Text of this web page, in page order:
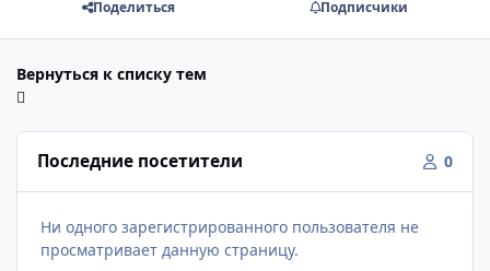
Поделиться Подписчики
Вернуться к списку тем
Последние посетители 0
Ни одного зарегистрированного пользователя не
просматривает данную страницу.